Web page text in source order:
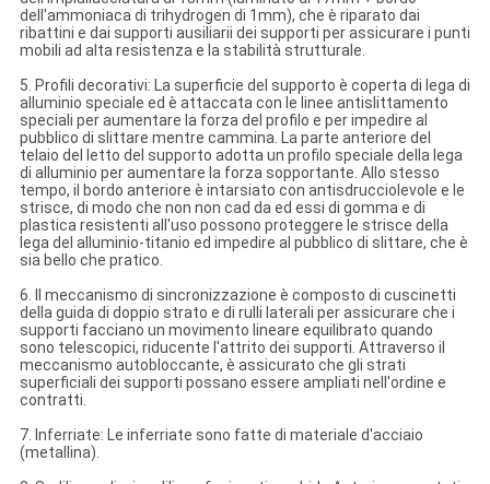
dell'ammoniaca di trihydrogen di 1mm), che è riparato dai
ribattini e dai supporti ausiliarii dei supporti per assicurare i punti
mobili ad alta resistenza e la stabilità strutturale.
5. Profili decorativi: La superficie del supporto è coperta di lega di
alluminio speciale ed è attaccata con le linee antislittamento
speciali per aumentare la forza del profilo e per impedire al
pubblico di slittare mentre cammina. La parte anteriore del
telaio del letto del supporto adotta un profilo speciale della lega
di alluminio per aumentare la forza sopportante. Allo stesso
tempo, il bordo anteriore è intarsiato con antisdrucciolevole e le
strisce, di modo che non non cad da ed essi di gomma e di
plastica resistenti all'uso possono proteggere le strisce della
lega del alluminio-titanio ed impedire al pubblico di slittare, che è
sia bello che pratico.
6. Il meccanismo di sincronizzazione è composto di cuscinetti
della guida di doppio strato e di rulli laterali per assicurare che i
supporti facciano un movimento lineare equilibrato quando
sono telescopici, riducente l'attrito dei supporti. Attraverso il
meccanismo autobloccante, è assicurato che gli strati
superficiali dei supporti possano essere ampliati nell'ordine e
contratti.
7. Inferriate: Le inferriate sono fatte di materiale d'acciaio
(metallina).